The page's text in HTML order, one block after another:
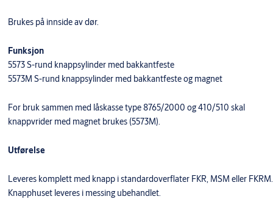
Brukes på innside av dør.
Funksjon
5573 S-rund knappsylinder med bakkantfeste
5573M S-rund knappsylinder med bakkantfeste og magnet
For bruk sammen med låskasse type 8765/2000 og 410/510 skal
knappvrider med magnet brukes (5573M).
Utførelse
Leveres komplett med knapp i standardoverflater FKR, MSM eller FKRM.
Knapphuset leveres i messing ubehandlet.